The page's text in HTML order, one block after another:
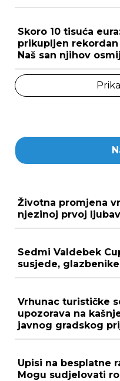
Skoro 10 tisuća
prikupljen
Naš san njihov
Životna promjena
njezinoj prvoj
Sedmi Valdebek
susjede,
Vrhunac turističke
upozorava na
javnog gradskog
Upisi na besplatne
Mogu sudjelovati